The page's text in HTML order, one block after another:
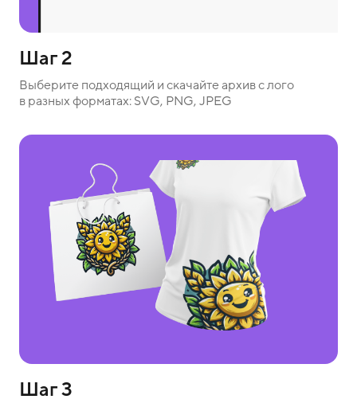
Шаг 2
Выберите подходящий и скачайте архив с лого
в разных форматах: SVG, PNG, JPEG
Шаг 3